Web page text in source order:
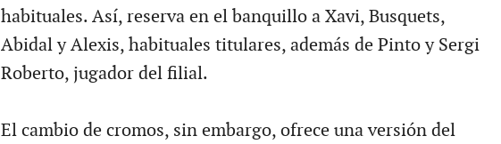
habituales. Así, reserva en el banquillo a Xavi, Busquets,
Abidal y Alexis, habituales titulares, además de Pinto y Sergi
Roberto, jugador del filial.
El cambio de cromos, sin embargo, ofrece una versión del